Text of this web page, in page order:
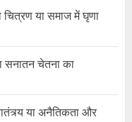
चित्रण या समाज में घृणा
सनातन चेतना का
या अनैतिकता और